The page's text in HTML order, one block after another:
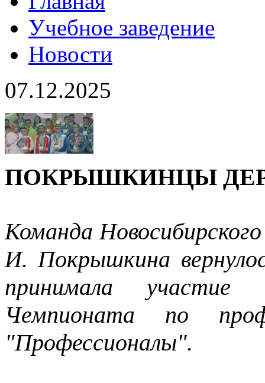
Учебное заведение
Новости
07.12.2025
ПОКРЫШКИНЦЫ
Команда
И. Покрышкина
принимала участие
Чемпионата по
"Профессионалы".